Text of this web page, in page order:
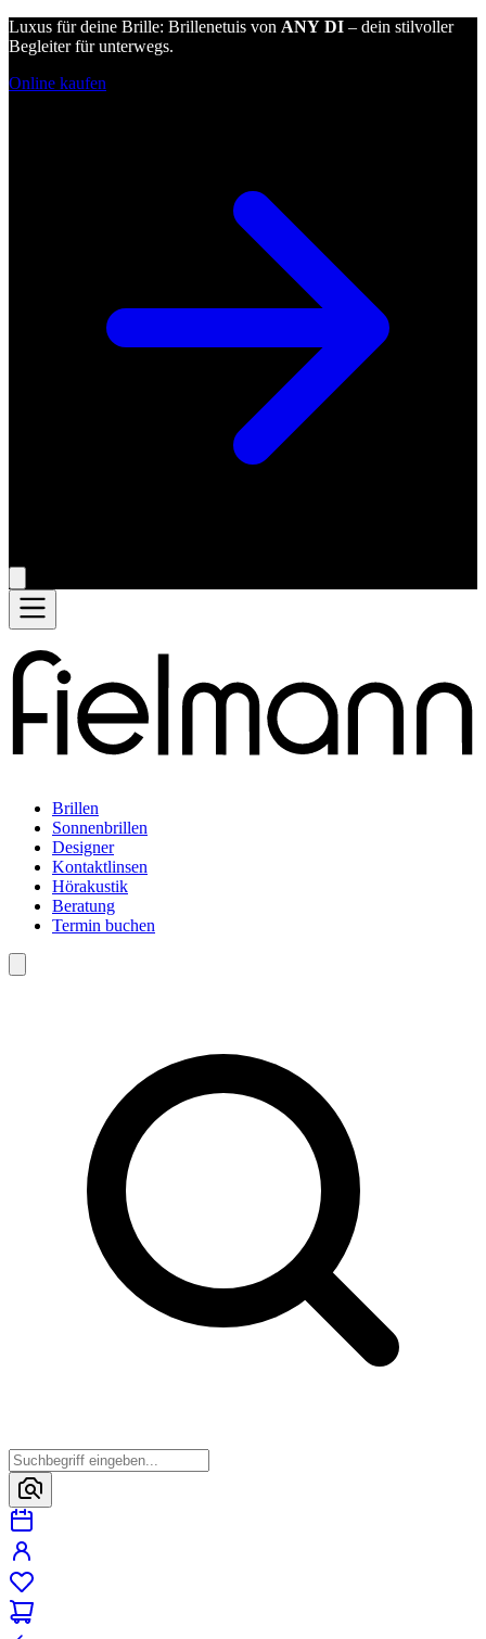
Luxus für deine Brille: Brillenetuis von ANY DI – dein stilvoller
Begleiter für unterwegs.
Online kaufen
Brillen
Sonnenbrillen
Designer
Kontaktlinsen
Hörakustik
Beratung
Termin buchen